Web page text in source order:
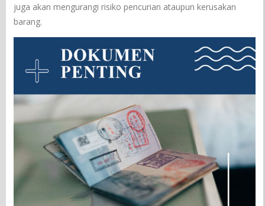
juga akan mengurangi risiko pencurian ataupun kerusakan
barang.